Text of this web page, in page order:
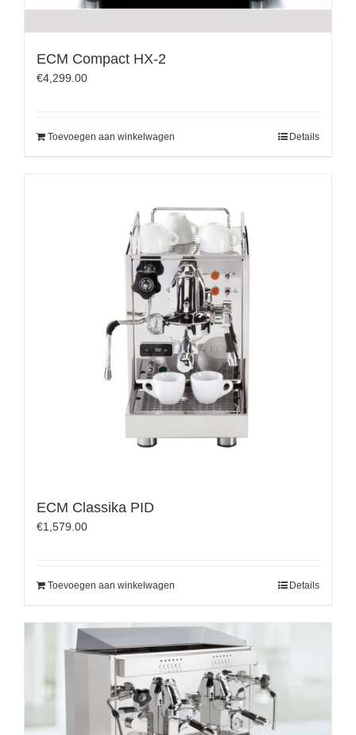
ECM Compact HX-2
€4,299.00
Toevoegen aan winkelwagen Details
ECM Classika PID
€1,579.00
Toevoegen aan winkelwagen Details